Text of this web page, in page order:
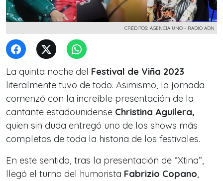
CRÉDITOS: AGENCIA UNO - RADIO ADN
La quinta noche del Festival de Viña 2023
literalmente tuvo de todo. Asimismo, la jornada
comenzó con la increíble presentación de la
cantante estadounidense Christina Aguilera,
quien sin duda entregó uno de los shows más
completos de toda la historia de los festivales.
En este sentido, tras la presentación de “Xtina”,
llegó el turno del humorista Fabrizio Copano,